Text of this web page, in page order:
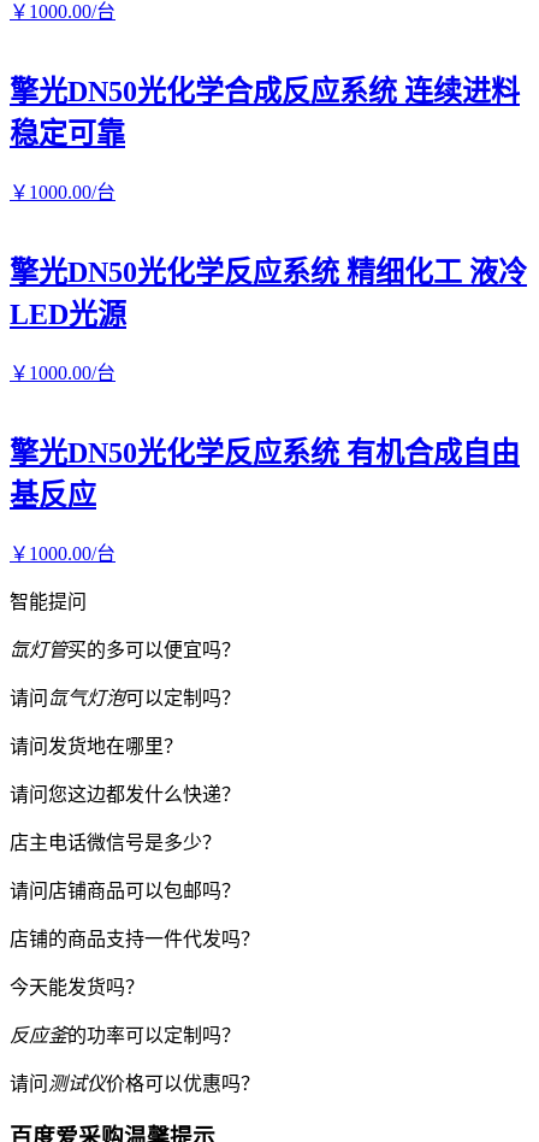
￥ 1000.00/台
擎光DN50光化学合成反应系统 连续进料
稳定可靠
￥ 1000.00/台
擎光DN50光化学反应系统 精细化工 液冷
LED光源
￥ 1000.00/台
擎光DN50光化学反应系统 有机合成自由
基反应
￥ 1000.00/台
智能提问
氙灯管买的多可以便宜吗？
请问 氙气灯泡可以定制吗？
请问发货地在哪里？
请问您这边都发什么快递？
店主电话微信号是多少？
请问店铺商品可以包邮吗？
店铺的商品支持一件代发吗？
今天能发货吗？
反应釜的功率可以定制吗？
请问 测试仪价格可以优惠吗？